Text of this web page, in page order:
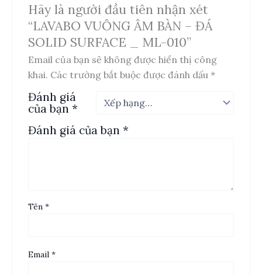
Hãy là người đầu tiên nhận xét
“LAVABO VUÔNG ÂM BÀN – ĐÁ
SOLID SURFACE _ ML-010”
Email của bạn sẽ không được hiển thị công
khai. Các trường bắt buộc được đánh dấu *
Đánh giá
của bạn *
Đánh giá của bạn *
Tên *
Email *